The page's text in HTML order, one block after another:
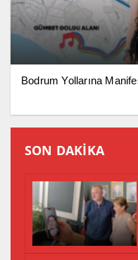
Bodrum Yollarına
SON DAKİKA